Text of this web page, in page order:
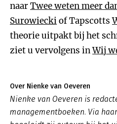
naarTwee weten meer
Surowieckiof Tapscotts
theorie uitpakt bij het
ziet u vervolgens inWij
Over Nienke van Oeveren
Nienke van Oeveren is
managementboeken. Via